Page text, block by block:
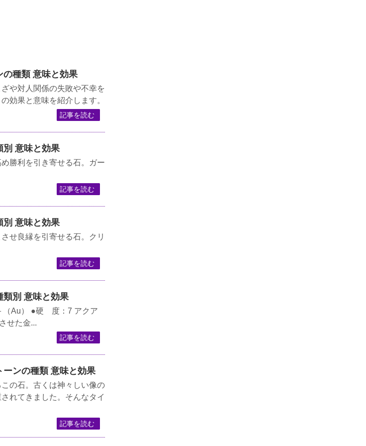
の種類 意味と効果
や対人関係の失敗や不幸を
効果と意味を紹介します。
記事を読む
別 意味と効果
勝利を引き寄せる石。ガー
記事を読む
別 意味と効果
せ良縁を引寄せる石。クリ
記事を読む
類別 意味と効果
Au） ●硬 度：7 アクア
せた金...
記事を読む
ンの種類 意味と効果
の石。古くは神々しい像の
れてきました。そんなタイ
記事を読む